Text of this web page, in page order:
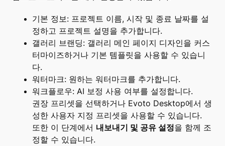
기본 정보: 프로젝트 이름, 시작 및 종료 날짜를 설
정하고 프로젝트 설명을 추가합니다.
갤러리 브랜딩: 갤러리 메인 페이지 디자인을 커스
터마이즈하거나 기본 템플릿을 사용할 수 있습니
다.
워터마크: 원하는 워터마크를 추가합니다.
워크플로우: AI 보정 사용 여부를 설정합니다.
권장 프리셋을 선택하거나 Evoto Desktop에서 생
성한 사용자 지정 프리셋을 사용할 수 있습니다.
또한 이 단계에서 내보내기 및 공유 설정을 함께 조
정할 수 있습니다.